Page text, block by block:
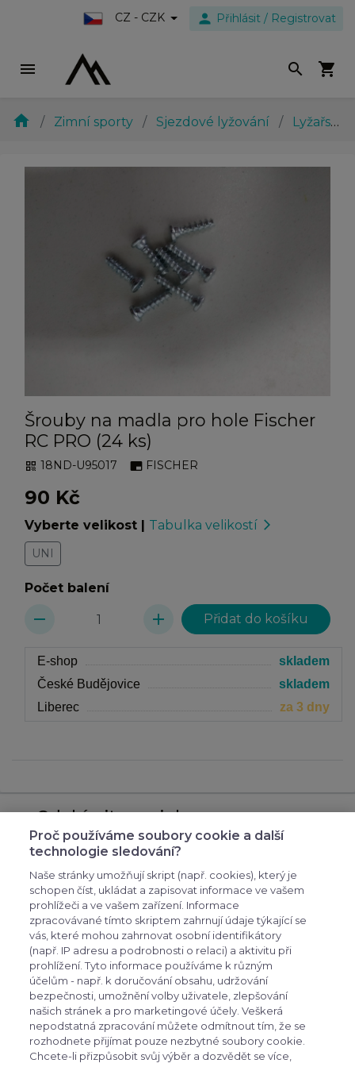
CZ - CZK person Přihlásit / Registrovat
menu search shopping_cart
home Zimní sporty Sjezdové lyžování Lyžařské boty
Šrouby na madla pro hole Fischer
RC PRO (24 ks)
qr_code 18ND-U95017 branding_watermark FISCHER
90 Kč
Vyberte velikost Tabulka velikostí arrow_forward_ios
UNI
Počet balení
remove add
E-shop
skladem
České Budějovice
skladem
Liberec
za 3 dny
Odebírejte novinky
přihlašte se k odběru novinek, aby vám nic
neuniklo
Zákaznické menuexpand_more
Praktické odkazyexpand_more
Proč používáme soubory cookie a další
technologie sledování?
Naše stránky umožňují skript (např. cookies), který je
schopen číst, ukládat a zapisovat informace ve vašem
prohlížeči a ve vašem zařízení. Informace
zpracovávané tímto skriptem zahrnují údaje týkající se
vás, které mohou zahrnovat osobní identifikátory
(např. IP adresu a podrobnosti o relaci) a aktivitu při
prohlížení. Tyto informace používáme k různým
účelům - např. k doručování obsahu, udržování
bezpečnosti, umožnění volby uživatele, zlepšování
našich stránek a pro marketingové účely. Veškerá
nepodstatná zpracování můžete odmítnout tím, že se
rozhodnete přijímat pouze nezbytné soubory cookie.
Chcete-li přizpůsobit svůj výběr a dozvědět se více,